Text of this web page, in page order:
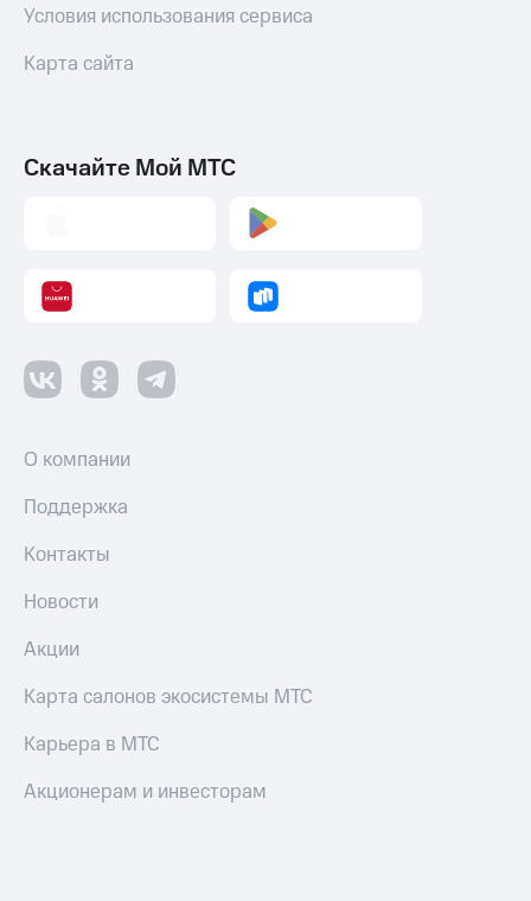
Условия использования сервиса
Карта сайта
Скачайте Мой МТС
О компании
Поддержка
Контакты
Новости
Акции
Карта салонов экосистемы МТС
Карьера в МТС
Акционерам и инвесторам